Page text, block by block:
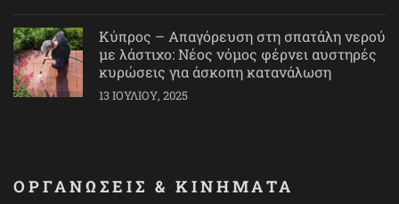
Κύπρος – Απαγόρευση στη σπατάλη νερού
με λάστιχο: Νέος νόμος φέρνει αυστηρές
κυρώσεις για άσκοπη κατανάλωση
13 ΙΟΥΛΊΟΥ, 2025
ΟΡΓΑΝΩΣΕΙΣ & ΚΙΝΗΜΑΤΑ